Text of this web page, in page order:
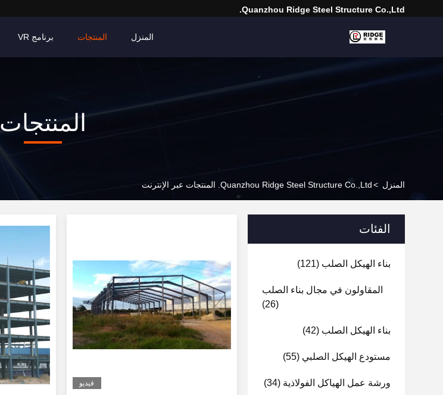
Quanzhou Ridge Steel Structure Co.,Ltd.
المنزل المنتجات برنامج VR
المنتجات
المنزل >Quanzhou Ridge Steel Structure Co.,Ltd. المنتجات عبر الإنترنت
الفئات
بناء الهيكل الصلب (121)
المقاولون في مجال بناء الصلب
(26)
بناء الهيكل الصلب (42)
مستودع الهيكل الصلبي (55)
ورشة عمل الهياكل الفولاذية (34) فيديو